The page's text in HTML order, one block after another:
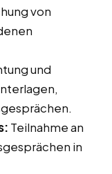
von
und
Teilnahme an
in